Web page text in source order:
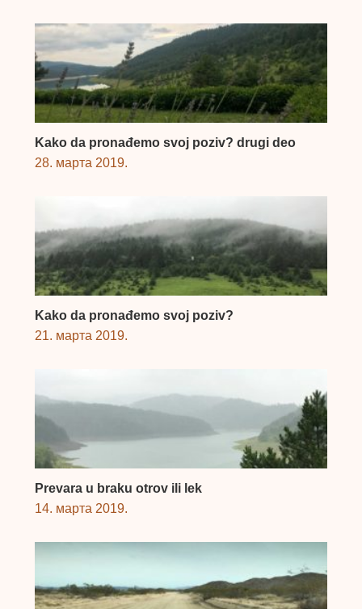
Kako da pronađemo svoj poziv? drugi deo
28. марта 2019.
Kako da pronađemo svoj poziv?
21. марта 2019.
Prevara u braku otrov ili lek
14. марта 2019.